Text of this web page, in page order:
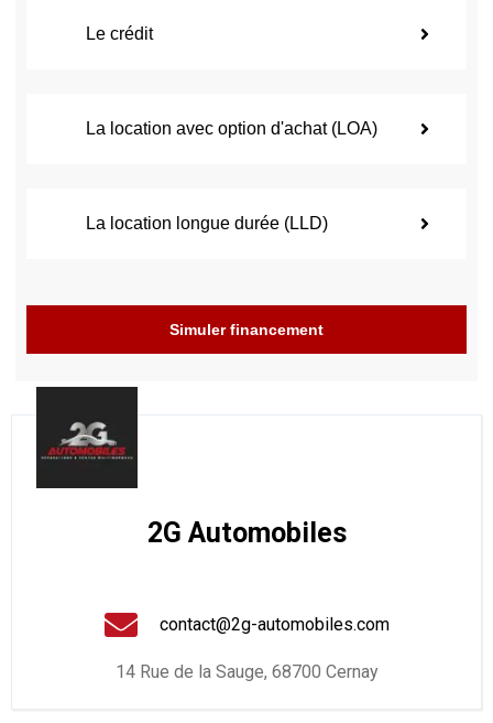
Le crédit
La location avec option d'achat (LOA)
La location longue durée (LLD)
Simuler financement
2G Automobiles
contact@2g-automobiles.com
14 Rue de la Sauge, 68700 Cernay